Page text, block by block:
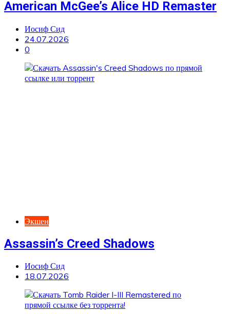
American McGee’s Alice HD Remaster
Иосиф Сид
24.07.2026
0
Экшен
Assassin’s Creed Shadows
Иосиф Сид
18.07.2026